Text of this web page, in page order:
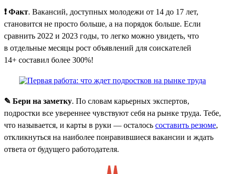
❗ Факт. Вакансий, доступных молодежи от 14 до 17 лет,
становится не просто больше, а на порядок больше. Если
сравнить 2022 и 2023 годы, то легко можно увидеть, что
в отдельные месяцы рост объявлений для соискателей
14+ составил более 300%!
✎ Бери на заметку. По словам карьерных экспертов,
подростки все увереннее чувствуют себя на рынке труда. Тебе,
что называется, и карты в руки — осталось составить резюме,
откликнуться на наиболее понравившиеся вакансии и ждать
ответа от будущего работодателя.